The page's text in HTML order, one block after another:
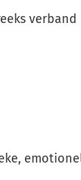
verband